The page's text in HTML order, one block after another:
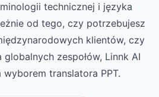
technicznej i języka
od tego, czy potrzebujesz
klientów, czy
globalnych zespołów, Linnk AI
wyborem translatora PPT.